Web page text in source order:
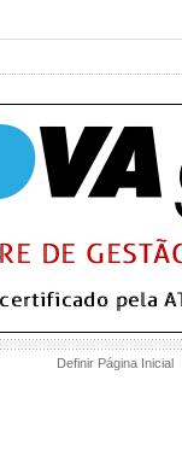
Definir Página Inicial